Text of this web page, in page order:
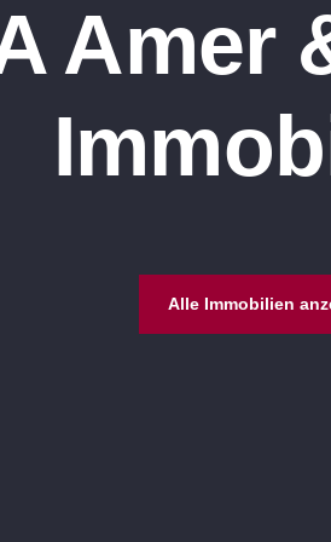
Amer
Alle Immobilien